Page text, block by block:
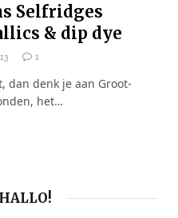
Selfridges
& dip dye
1
dan denk je aan Groot-
het…